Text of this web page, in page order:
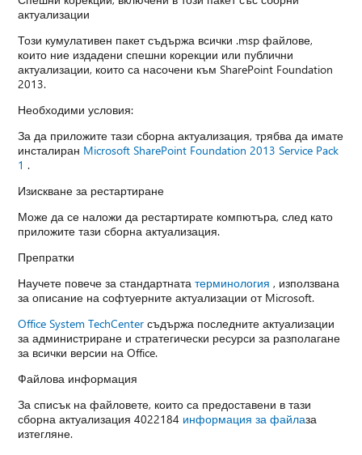
актуализации
Този кумулативен пакет съдържа всички .msp файлове,
които ние издадени спешни корекции или публични
актуализации, които са насочени към SharePoint Foundation
2013.
Необходими условия:
За да приложите тази сборна актуализация, трябва да имате
инсталиран Microsoft SharePoint Foundation 2013 Service Pack
1 .
Изискване за рестартиране
Може да се наложи да рестартирате компютъра, след като
приложите тази сборна актуализация.
Препратки
Научете повече за стандартнататерминология , използвана
за описание на софтуерните актуализации от Microsoft.
Office System TechCenter съдържа последните актуализации
за администриране и стратегически ресурси за разполагане
за всички версии на Office.
Файлова информация
За списък на файловете, които са предоставени в тази
сборна актуализация 4022184 информация за файлаза
изтегляне.